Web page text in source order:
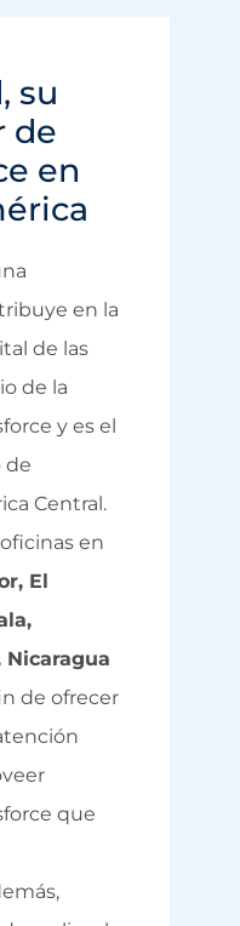
su
de
en
en la
de las
de la
y es el
de
Central.
en
El
Nicaragua
de ofrecer
que